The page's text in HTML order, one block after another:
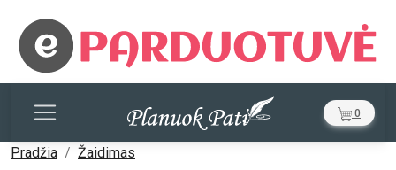
0
Pradžia Žaidimas